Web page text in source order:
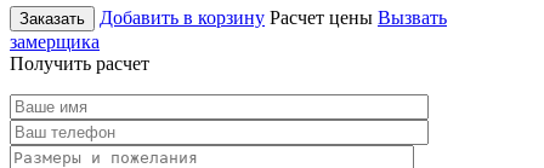
Заказать Добавить в корзину Расчет цены Вызвать
замерщика
Получить расчет